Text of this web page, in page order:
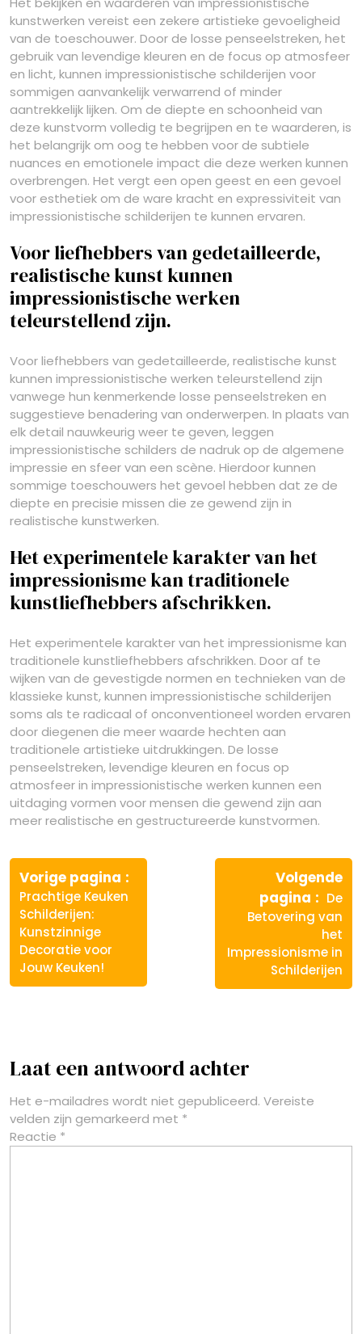
kunstwerken vereist een zekere artistieke gevoeligheid
van de toeschouwer. Door de losse penseelstreken, het
gebruik van levendige kleuren en de focus op atmosfeer
en licht, kunnen impressionistische schilderijen voor
sommigen aanvankelijk verwarrend of minder
aantrekkelijk lijken. Om de diepte en schoonheid van
deze kunstvorm volledig te begrijpen en te waarderen, is
het belangrijk om oog te hebben voor de subtiele
nuances en emotionele impact die deze werken kunnen
overbrengen. Het vergt een open geest en een gevoel
voor esthetiek om de ware kracht en expressiviteit van
impressionistische schilderijen te kunnen ervaren.
Voor liefhebbers van gedetailleerde,
realistische kunst kunnen
impressionistische werken
teleurstellend zijn.
Voor liefhebbers van gedetailleerde, realistische kunst
kunnen impressionistische werken teleurstellend zijn
vanwege hun kenmerkende losse penseelstreken en
suggestieve benadering van onderwerpen. In plaats van
elk detail nauwkeurig weer te geven, leggen
impressionistische schilders de nadruk op de algemene
impressie en sfeer van een scène. Hierdoor kunnen
sommige toeschouwers het gevoel hebben dat ze de
diepte en precisie missen die ze gewend zijn in
realistische kunstwerken.
Het experimentele karakter van het
impressionisme kan traditionele
kunstliefhebbers afschrikken.
Het experimentele karakter van het impressionisme kan
traditionele kunstliefhebbers afschrikken. Door af te
wijken van de gevestigde normen en technieken van de
klassieke kunst, kunnen impressionistische schilderijen
soms als te radicaal of onconventioneel worden ervaren
door diegenen die meer waarde hechten aan
traditionele artistieke uitdrukkingen. De losse
penseelstreken, levendige kleuren en focus op
atmosfeer in impressionistische werken kunnen een
uitdaging vormen voor mensen die gewend zijn aan
meer realistische en gestructureerde kunstvormen.
Berichtnavigatie
Vorige pagina
Prachtige Keuken
Schilderijen:
Kunstzinnige
Decoratie voor
Jouw Keuken!
Volgende
pagina
De
Betovering van
het
Impressionisme in
Schilderijen
Laat een antwoord achter
Het e-mailadres wordt niet gepubliceerd. Vereiste
velden zijn gemarkeerd met *
Reactie *